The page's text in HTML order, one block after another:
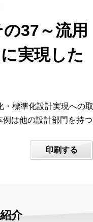
37～流用
実現した
標準化設計実現への取
は他の設計部門を持つ
印刷する
介